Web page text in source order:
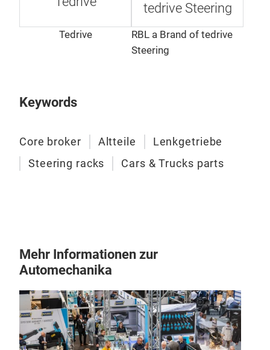
Tedrive
tedrive Steering
RBL a Brand of tedrive
Steering
Keywords
Core broker Altteile
Lenkgetriebe
Steering racks
Cars & Trucks parts
Mehr Informationen zur
Automechanika